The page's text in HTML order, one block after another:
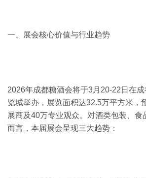
一、展会核心价值与行业趋势
2026年成都糖酒会将于3月20-22日在
览城举办，展览面积达32.5万平方米，
展商及40万专业观众。对酒类包装、食
而言，本届展会呈现三大趋势：